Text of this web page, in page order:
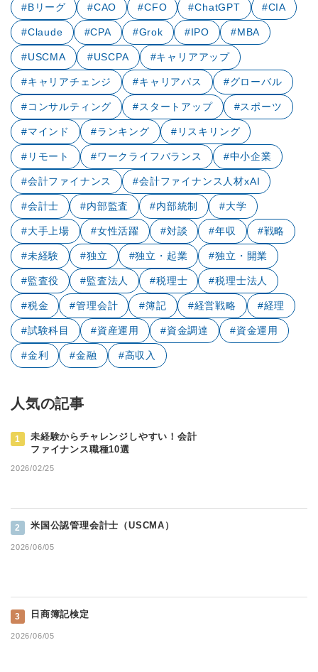
#Bリーグ #CAO #CFO #ChatGPT #CIA
#Claude #CPA #Grok #IPO #MBA
#USCMA #USCPA #キャリアアップ
#キャリアチェンジ #キャリアパス #グローバル
#コンサルティング #スタートアップ #スポーツ
#マインド #ランキング #リスキリング
#リモート #ワークライフバランス #中小企業
#会計ファイナンス #会計ファイナンス人材xAI
#会計士 #内部監査 #内部統制 #大学
#大手上場 #女性活躍 #対談 #年収 #戦略
#未経験 #独立 #独立・起業 #独立・開業
#監査役 #監査法人 #税理士 #税理士法人
#税金 #管理会計 #簿記 #経営戦略 #経理
#試験科目 #資産運用 #資金調達 #資金運用
#金利 #金融 #高収入
人気の記事
1
未経験からチャレンジしやすい！会計
ファイナンス職種10選
2026/02/25
2 米国公認管理会計士（USCMA）
2026/06/05
3 日商簿記検定
2026/06/05